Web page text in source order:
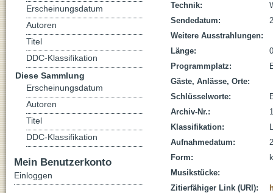
Technik:
Sendedatum:
Weitere Ausstrahlungen:
Länge:
Programmplatz:
Gäste, Anlässe, Orte:
Schlüsselworte:
Archiv-Nr.:
Klassifikation:
Aufnahmedatum:
Form:
Musikstücke:
Zitierfähiger Link (URI):
Erscheinungsdatum
Autoren
Titel
DDC-Klassifikation
Diese Sammlung
Erscheinungsdatum
Autoren
Titel
DDC-Klassifikation
Mein Benutzerkonto
Einloggen